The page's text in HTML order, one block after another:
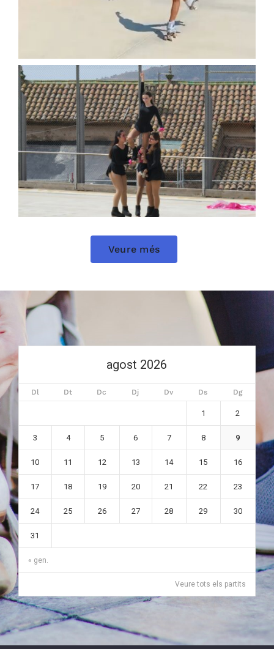
Veure més
agost 2026
Dl Dt Dc Dj Dv Ds Dg
« gen.
1 2
3 4 5 6 7 8 9
10 11 12 13 14 15 16
17 18 19 20 21 22 23
24 25 26 27 28 29 30
31
Veure tots els partits